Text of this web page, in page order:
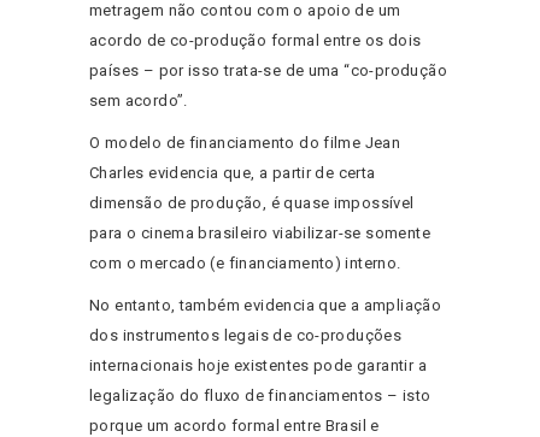
metragem não contou com o apoio de um
acordo de co-produção formal entre os dois
países – por isso trata-se de uma “co-produção
sem acordo”.
O modelo de financiamento do filme Jean
Charles evidencia que, a partir de certa
dimensão de produção, é quase impossível
para o cinema brasileiro viabilizar-se somente
com o mercado (e financiamento) interno.
No entanto, também evidencia que a ampliação
dos instrumentos legais de co-produções
internacionais hoje existentes pode garantir a
legalização do fluxo de financiamentos – isto
porque um acordo formal entre Brasil e